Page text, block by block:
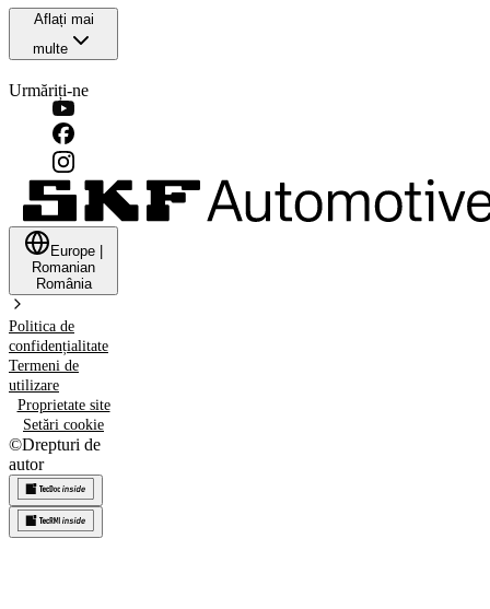
Aflați mai
multe
Urmăriți-ne
Europe
Romanian
România
Politica de
confidențialitate
Termeni de
utilizare
Proprietate site
Setări cookie
©Drepturi de
autor